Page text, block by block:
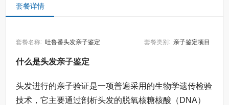
套餐详情
套餐名称: 吐鲁番头发亲子鉴定 套餐类别: 亲子鉴定项目
什么是头发亲子鉴定
头发进行的亲子验证是一项普遍采用的生物学遗传检验
技术，它主要通过剖析头发的脱氧核糖核酸（DNA）